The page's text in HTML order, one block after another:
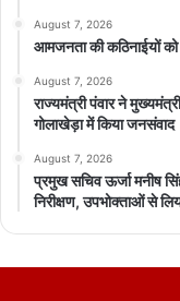
August 7, 2026
आमजनता की कठिनाईयों
August 7, 2026
राज्यमंत्री पंवार ने
गोलाखेड़ा में किया जनसंवाद
August 7, 2026
प्रमुख सचिव ऊर्जा मनीष
निरीक्षण, उपभोक्ताओं से